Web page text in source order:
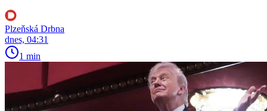
Plzeňská Drbna
dnes, 04:31
1 min